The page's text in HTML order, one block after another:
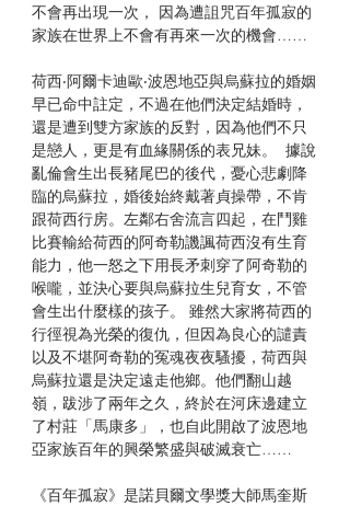
不會再出現一次， 因為遭詛咒百年孤寂的
家族在世界上不會有再來一次的機會……
荷西‧阿爾卡迪歐‧波恩地亞與烏蘇拉的婚姻
早已命中註定，不過在他們決定結婚時，
還是遭到雙方家族的反對，因為他們不只
是戀人，更是有血緣關係的表兄妹。 據說
亂倫會生出長豬尾巴的後代，憂心悲劇降
臨的烏蘇拉，婚後始終戴著貞操帶，不肯
跟荷西行房。左鄰右舍流言四起，在鬥雞
比賽輸給荷西的阿奇勒譏諷荷西沒有生育
能力，他一怒之下用長矛刺穿了阿奇勒的
喉嚨，並決心要與烏蘇拉生兒育女，不管
會生出什麼樣的孩子。 雖然大家將荷西的
行徑視為光榮的復仇，但因為良心的譴責
以及不堪阿奇勒的冤魂夜夜騷擾，荷西與
烏蘇拉還是決定遠走他鄉。他們翻山越
嶺，跋涉了兩年之久，終於在河床邊建立
了村莊「馬康多」，也自此開啟了波恩地
亞家族百年的興榮繁盛與破滅衰亡……
《百年孤寂》是諾貝爾文學獎大師馬奎斯